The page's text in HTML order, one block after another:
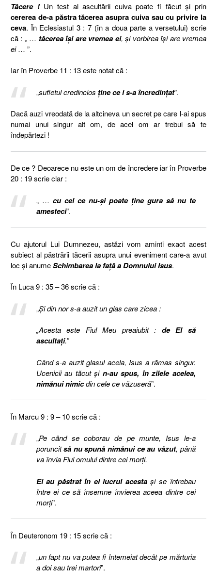
Tăcere!Un test al ascultării cuiva poate fi făcut și prin
cererea de-a păstra tăcerea asupra cuiva sau cu privire la
ceva. În Eclesiastul 3 : 7 (în a doua parte a versetului) scrie
că : „ … tăcerea îşi are vremea ei, şi vorbirea îşi are vremea
ei… ”.
Iar în Proverbe 11 : 13 este notat că :
„sufletul credincios ţine ce i s-a încredinţat”.
Dacă auzi vreodată de la altcineva un secret pe care l-ai spus
numai unui singur alt om, de acel om ar trebui să te
îndepărtezi !
De ce ? Deoarece nu este un om de încredere iar în Proverbe
20 : 19 scrie clar :
„ … cu cel ce nu-şi poate ţine gura să nu te
amesteci”.
Cu ajutorul Lui Dumnezeu, astăzi vom aminti exact acest
subiect al păstrării tăcerii asupra unui eveniment care-a avut
loc și anumeSchimbarea la față a Domnului Isus.
În Luca 9 : 35 – 36 scrie că :
„Şi din nor s-a auzit un glas care zicea :
„Acesta este Fiul Meu preaiubit : de El să
ascultaţi.”
Când s-a auzit glasul acela, Isus a rămas singur.
Ucenicii au tăcut şi n-au spus, în zilele acelea,
nimănui nimicdin cele ce văzuseră”.
În Marcu 9 : 9 – 10 scrie că :
„Pe când se coborau de pe munte, Isus le-a
poruncitsă nu spună nimănui ce au văzut, până
va învia Fiul omului dintre cei morţi.
Ei au păstrat în ei lucrul acestaşi se întrebau
între ei ce să însemne învierea aceea dintre cei
morţi”.
În Deuteronom 19 : 15 scrie că :
„un fapt nu va putea fi întemeiat decât pe mărturia
a doi sau trei martori”.